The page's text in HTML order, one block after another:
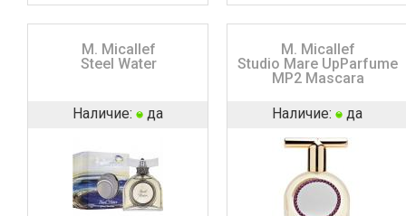
M. Micallef
Steel Water
Наличие: да
M. Micallef
Studio Mare UpParfume
MP2 Mascara
Наличие: да